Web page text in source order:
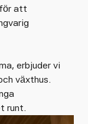
att
erbjuder vi
växthus.
runt.